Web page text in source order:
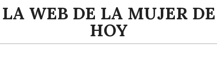
Saltar
alLA WEB DE LA MUJER DE
HOY